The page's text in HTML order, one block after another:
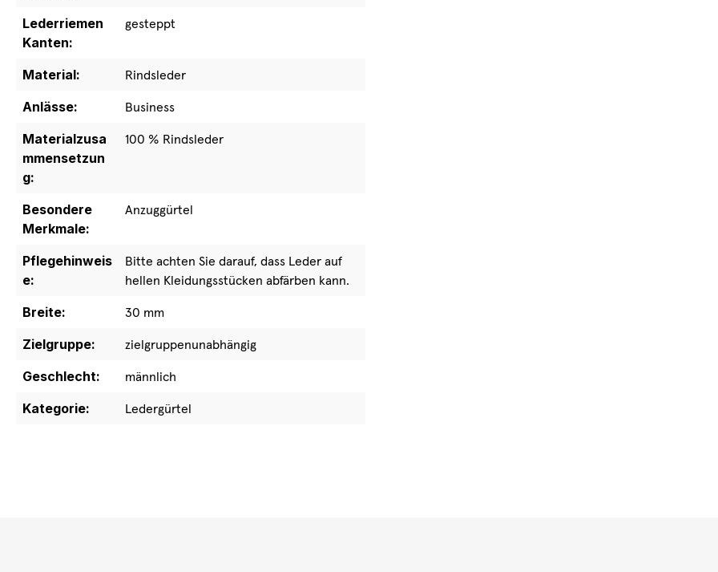
Lederriemen
Kanten:
gesteppt
Material:
Rindsleder
Anlässe:
Business
Materialzusa
mmensetzun
g:
100 % Rindsleder
Besondere
Merkmale:
Anzuggürtel
Pflegehinweis
e:
Bitte achten Sie darauf, dass Leder auf
hellen Kleidungsstücken abfärben kann.
Breite:
30 mm
Zielgruppe:
zielgruppenunabhängig
Geschlecht:
männlich
Kategorie:
Ledergürtel